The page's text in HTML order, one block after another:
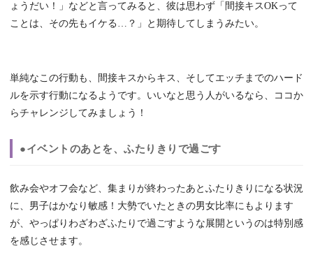
ょうだい！」などと言ってみると、彼は思わず「間接キスOKって
ことは、その先もイケる…？」と期待してしまうみたい。
単純なこの行動も、間接キスからキス、そしてエッチまでのハード
ルを示す行動になるようです。いいなと思う人がいるなら、ココか
らチャレンジしてみましょう！
●イベントのあとを、ふたりきりで過ごす
飲み会やオフ会など、集まりが終わったあとふたりきりになる状況
に、男子はかなり敏感！大勢でいたときの男女比率にもよります
が、やっぱりわざわざふたりで過ごすような展開というのは特別感
を感じさせます。